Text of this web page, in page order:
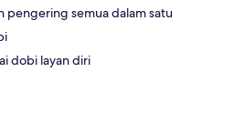
pengering semua dalam satu
dobi layan diri